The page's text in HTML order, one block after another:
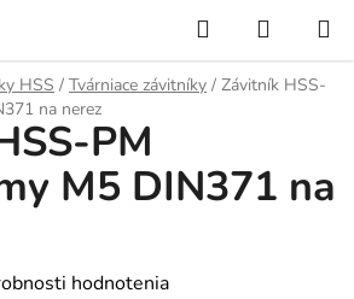
Hľadať
KOŠÍK
HSS / Tvárniace závitníky / Závitník HSS-
na nerez
PM
M5 DIN371 na
hodnotenia